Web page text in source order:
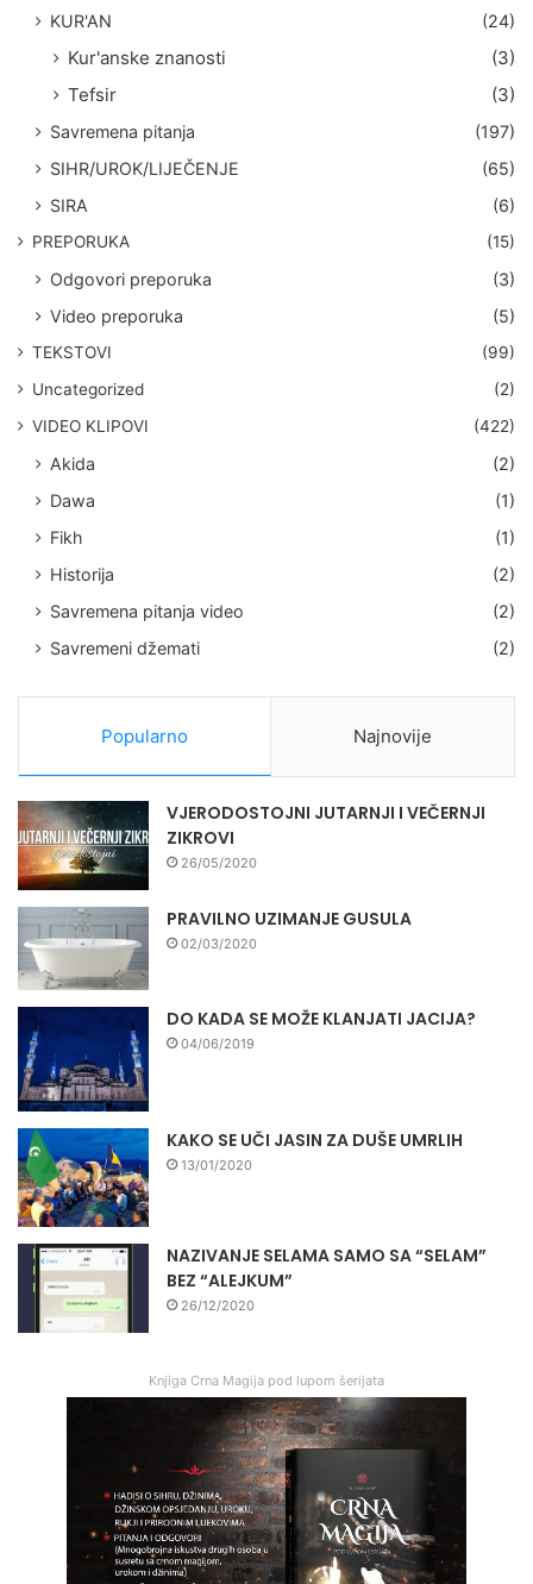
KUR'AN (24)
Kur'anske znanosti
(3)
Tefsir
(3)
Savremena pitanja
(197)
SIHR/UROK/LIJEČENJE
(65)
SIRA
(6)
PREPORUKA (15)
Odgovori preporuka
(3)
Video preporuka
(5)
TEKSTOVI
(99)
Uncategorized
(2)
VIDEO KLIPOVI
(422)
Akida
(2)
Dawa
(1)
Fikh
(1)
Historija
(2)
Savremena pitanja video
(2)
Savremeni džemati
(2)
Popularno Najnovije
VJERODOSTOJNI JUTARNJI I VEČERNJI
ZIKROVI
26/05/2020
PRAVILNO UZIMANJE GUSULA
02/03/2020
DO KADA SE MOŽE KLANJATI JACIJA?
04/06/2019
KAKO SE UČI JASIN ZA DUŠE UMRLIH
13/01/2020
NAZIVANJE SELAMA SAMO SA “SELAM”
BEZ “ALEJKUM”
26/12/2020
Knjiga Crna Magija pod lupom šerijata